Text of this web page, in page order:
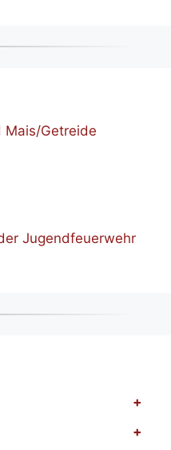
Mais/Getreide
Jugendfeuerwehr
+
+